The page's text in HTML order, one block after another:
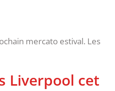
mercato estival. Les
Liverpool cet